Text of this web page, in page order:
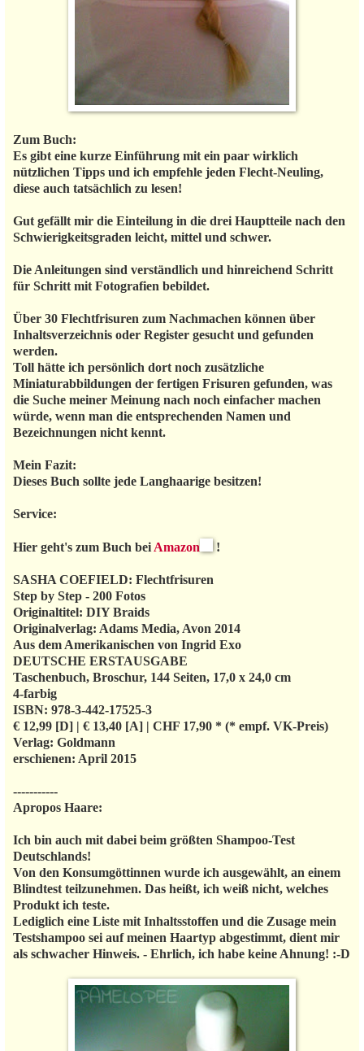
Zum Buch:
Es gibt eine kurze Einführung mit ein paar wirklich
nützlichen Tipps und ich empfehle jeden Flecht-Neuling,
diese auch tatsächlich zu lesen!
Gut gefällt mir die Einteilung in die drei Hauptteile nach den
Schwierigkeitsgraden leicht, mittel und schwer.
Die Anleitungen sind verständlich und hinreichend Schritt
für Schritt mit Fotografien bebildet.
Über 30 Flechtfrisuren zum Nachmachen können über
Inhaltsverzeichnis oder Register gesucht und gefunden
werden.
Toll hätte ich persönlich dort noch zusätzliche
Miniaturabbildungen der fertigen Frisuren gefunden, was
die Suche meiner Meinung nach noch einfacher machen
würde, wenn man die entsprechenden Namen und
Bezeichnungen nicht kennt.
Mein Fazit:
Dieses Buch sollte jede Langhaarige besitzen!
Service:
Hier geht's zum Buch bei Amazon !
SASHA COEFIELD: Flechtfrisuren
Step by Step - 200 Fotos
Originaltitel: DIY Braids
Originalverlag: Adams Media, Avon 2014
Aus dem Amerikanischen von Ingrid Exo
DEUTSCHE ERSTAUSGABE
Taschenbuch, Broschur, 144 Seiten, 17,0 x 24,0 cm
4-farbig
ISBN: 978-3-442-17525-3
€ 12,99 [D] | € 13,40 [A] | CHF 17,90 * (* empf. VK-Preis)
Verlag: Goldmann
erschienen: April 2015
-----------
Apropos Haare:
Ich bin auch mit dabei beim größten Shampoo-Test
Deutschlands!
Von den Konsumgöttinnen wurde ich ausgewählt, an einem
Blindtest teilzunehmen. Das heißt, ich weiß nicht, welches
Produkt ich teste.
Lediglich eine Liste mit Inhaltsstoffen und die Zusage mein
Testshampoo sei auf meinen Haartyp abgestimmt, dient mir
als schwacher Hinweis. - Ehrlich, ich habe keine Ahnung! :-D